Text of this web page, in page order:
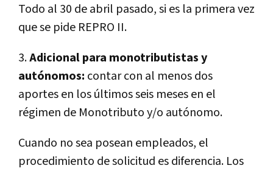
Todo al 30 de abril pasado, si es la primera vez
que se pide REPRO II.
3.Adicional para monotributistas y
autónomos: contar con al menos dos
aportes en los últimos seis meses en el
régimen de Monotributo y/o autónomo.
Cuando no sea posean empleados, el
procedimiento de solicitud es diferencia. Los